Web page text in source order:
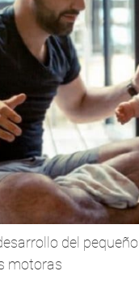
del
motoras